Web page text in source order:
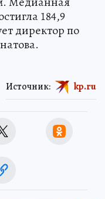
184,9
директор по
Источник: kp.ru